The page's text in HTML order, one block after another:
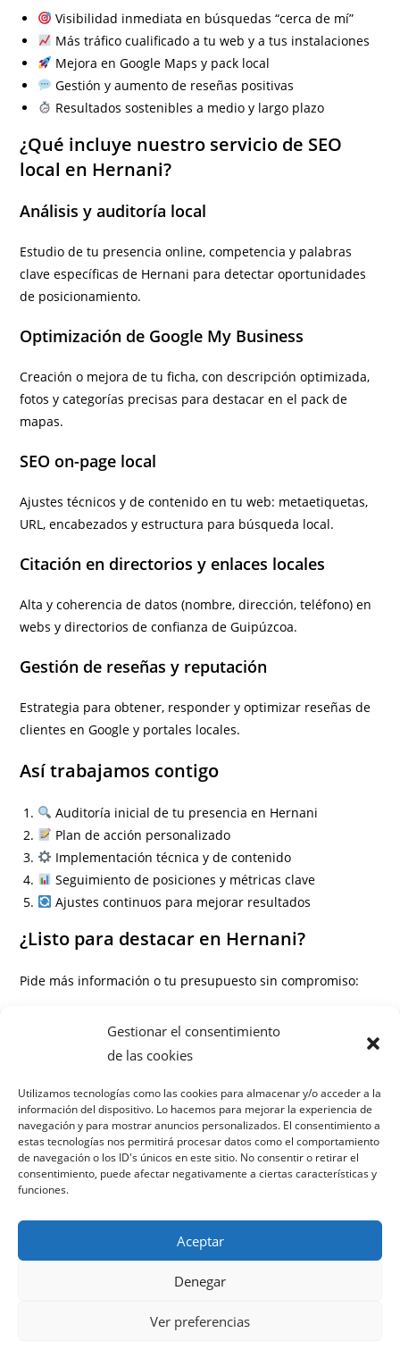
Gestionar el consentimiento
de las cookies
Utilizamos tecnologías como las cookies para almacenar y/o acceder a la
información del dispositivo. Lo hacemos para mejorar la experiencia de
navegación y para mostrar anuncios personalizados. El consentimiento a
estas tecnologías nos permitirá procesar datos como el comportamiento
de navegación o los ID's únicos en este sitio. No consentir o retirar el
consentimiento, puede afectar negativamente a ciertas características y
funciones.
Aceptar
Denegar
Ver preferencias
Visibilidad inmediata en búsquedas “cerca de mí”
Más tráfico cualificado a tu web y a tus instalaciones
Mejora en Google Maps y pack local
Gestión y aumento de reseñas positivas
Resultados sostenibles a medio y largo plazo
¿Qué incluye nuestro servicio de SEO
local en Hernani?
Análisis y auditoría local
Estudio de tu presencia online, competencia y palabras
clave específicas de Hernani para detectar oportunidades
de posicionamiento.
Optimización de Google My Business
Creación o mejora de tu ficha, con descripción optimizada,
fotos y categorías precisas para destacar en el pack de
mapas.
SEO on-page local
Ajustes técnicos y de contenido en tu web: metaetiquetas,
URL, encabezados y estructura para búsqueda local.
Citación en directorios y enlaces locales
Alta y coherencia de datos (nombre, dirección, teléfono) en
webs y directorios de confianza de Guipúzcoa.
Gestión de reseñas y reputación
Estrategia para obtener, responder y optimizar reseñas de
clientes en Google y portales locales.
Así trabajamos contigo
Auditoría inicial de tu presencia en Hernani
Plan de acción personalizado
Implementación técnica y de contenido
Seguimiento de posiciones y métricas clave
Ajustes continuos para mejorar resultados
¿Listo para destacar en Hernani?
Pide más información o tu presupuesto sin compromiso:
Información
Preguntas frecuentes
¿Cuánto tiempo tarda en ver resultados?
¿Necesito un sitio web nuevo?
¿Trabajan solo en Hernani?
¿Cómo gestionan las reseñas negativas?
¿Hay permanencia mínima?
Política de cookies Aviso legal